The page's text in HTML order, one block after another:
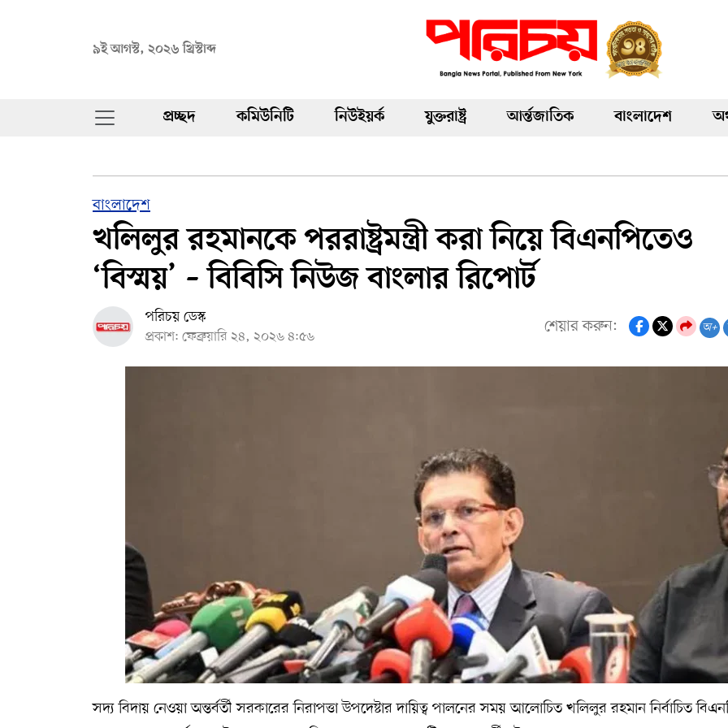
৯ই আগস্ট, ২০২৬ খ্রিস্টাব্দ
প্রচ্ছদ কমিউনিটি নিউইয়র্ক যুক্তরাষ্ট্র আর্ন্তজাতিক বাংলাদেশ
বাংলাদেশ
খলিলুর রহমানকে পররাষ্ট্রমন্ত্রী করা নিয়ে বিএনপিতেও
‘বিস্ময়’ – বিবিসি নিউজ বাংলার রিপোর্ট
পরিচয় ডেস্ক
প্রকাশ: ফেব্রুয়ারি ২৪, ২০২৬ ৪:৫৬ শেয়ার করুন: অ+
সদ্য বিদায় নেওয়া অন্তর্বর্তী সরকারের নিরাপত্তা উপদেষ্টার দায়িত্ব পালনের সময় আলোচিত খলিলুর রহমান নির্বাচিত